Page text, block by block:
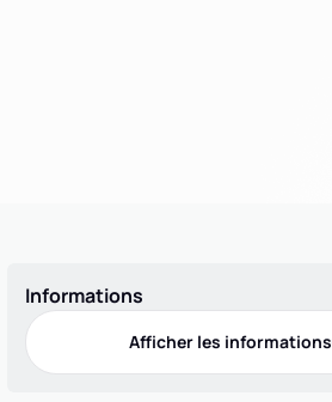
Informations
Afficher les informations